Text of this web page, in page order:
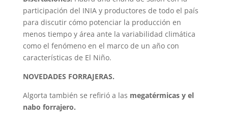
participación del INIA y productores de todo el país
para discutir cómo potenciar la producción en
menos tiempo y área ante la variabilidad climática
como el fenómeno en el marco de un año con
características de El Niño.
NOVEDADES FORRAJERAS.
Algorta también se refirió a las megatérmicas y el
nabo forrajero.